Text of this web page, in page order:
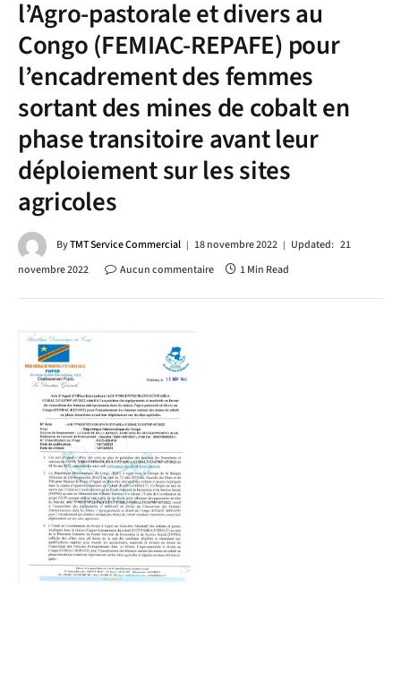
l’Agro-pastorale et divers au
Congo (FEMIAC-REPAFE) pour
l’encadrement des femmes
sortant des mines de cobalt en
phase transitoire avant leur
déploiement sur les sites
agricoles
ByTMT Service Commercial 18 novembre 2022 Updated: 21
novembre 2022
Aucun commentaire 1 Min Read